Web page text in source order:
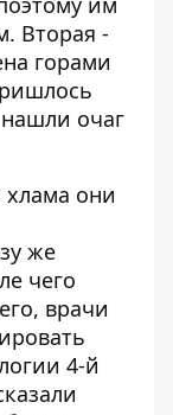
Вторая -
горами
очаг
они
же
чего
врачи
4-й